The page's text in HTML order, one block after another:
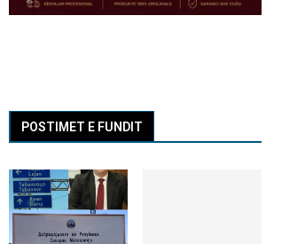
POSTIMET E FUNDIT